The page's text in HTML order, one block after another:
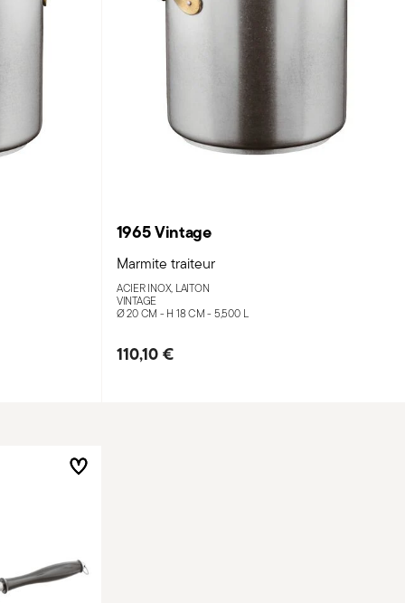
1965 Vintage
Marmite traiteur
ACIER INOX, LAITON
VINTAGE
Ø 20 CM - H 18 CM - 5,500 L
110,10 €